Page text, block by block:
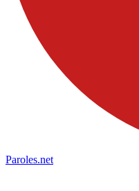
Paroles.net